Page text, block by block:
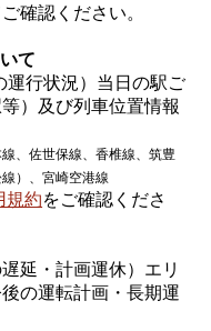
確認ください。
て
運行状況）当日の駅ご
）及び列車位置情報
、佐世保線、香椎線、筑豊
）、宮崎空港線
規約をご確認くださ
遅延・計画運休）エリ
の運転計画・長期運